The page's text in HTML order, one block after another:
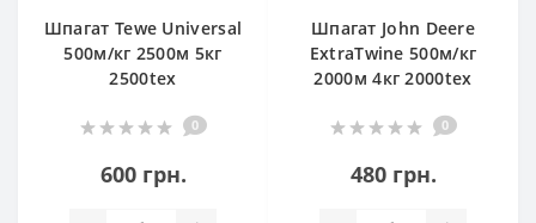
Шпагат Tewe Universal
500м/кг 2500м 5кг
2500tex
0
600 грн.
Шпагат John Deere
ExtraTwine 500м/кг
2000м 4кг 2000tex
0
480 грн.